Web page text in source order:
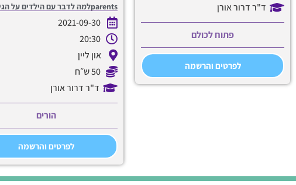
ד"ר דרור אורן
פתוח לכולם
לפרטים והרשמה
parentsלמה לדבר עם הילדים על הגירושים?
2021-09-30
20:30
און ליין
50 ש״ח
ד"ר דרור אורן
הורים
לפרטים והרשמה